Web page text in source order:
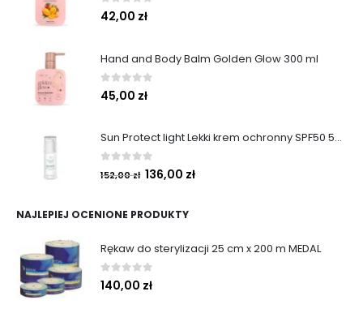
0out of 5
42,00 zł
Hand and Body Balm Golden Glow 300 ml
0out of 5
45,00 zł
Sun Protect light Lekki krem ochronny SPF50 50ml
out of 5
152,00zł 136,00 zł
NAJLEPIEJ OCENIONE PRODUKTY
Rękaw do sterylizacji 25 cm x 200 m MEDAL
0 out of 5
140,00 zł